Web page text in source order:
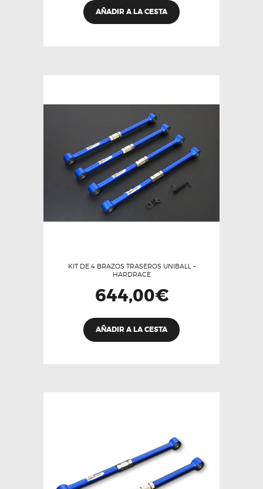
AÑADIR A LA CESTA
KIT DE 4 BRAZOS TRASEROS UNIBALL –
HARDRACE
644,00€
AÑADIR A LA CESTA